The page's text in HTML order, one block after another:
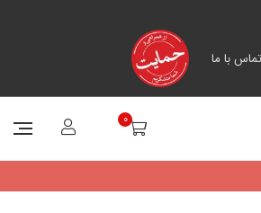
تماس با ما
0